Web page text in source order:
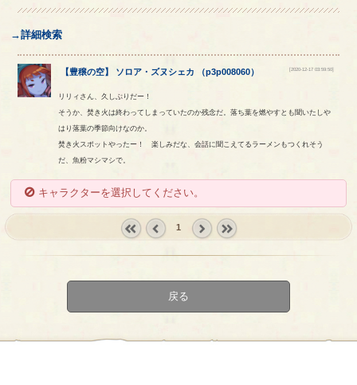
→詳細検索
【豊穣の空】 ソロア ・ ズヌシェカ （p3p008060） [2020-12-17 03:59:50]
リリィさん、久しぶりだー！
そうか、焚き火は終わってしまっていたのか残念だ。落ち葉を燃やすとも聞いたしや
はり落葉の季節向けなのか。
焚き火スポットやったー！ 楽しみだな、会話に聞こえてるラーメンもつくれそう
だ、魚粉マシマシで。
キャラクターを選択してください。
1
戻る